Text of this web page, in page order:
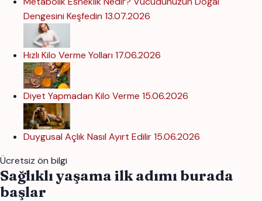
Dengesini Keşfedin 13.07.2026
Hızlı Kilo Verme Yolları 17.06.2026
Diyet Yapmadan Kilo Verme 15.06.2026
Duygusal Açlık Nasıl Ayırt Edilir15.06.2026
Ücretsiz ön bilgi
Sağlıklı yaşama ilk adımı burada
başlar